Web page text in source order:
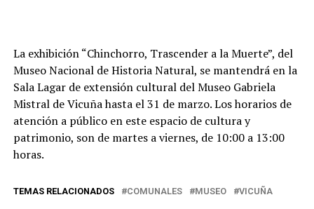
La exhibición “Chinchorro, Trascender a la Muerte”, del
Museo Nacional de Historia Natural, se mantendrá en la
Sala Lagar de extensión cultural del Museo Gabriela
Mistral de Vicuña hasta el 31 de marzo. Los horarios de
atención a público en este espacio de cultura y
patrimonio, son de martes a viernes, de 10:00 a 13:00
horas.
TEMAS RELACIONADOS COMUNALES MUSEO VICUÑA